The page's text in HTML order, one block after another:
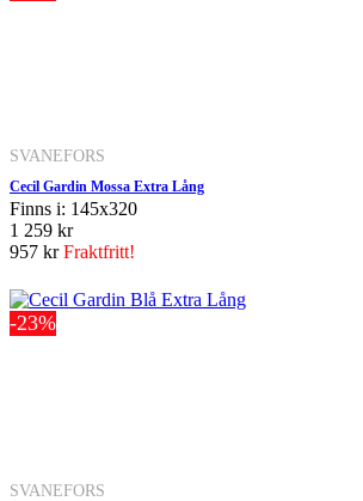
SVANEFORS
Cecil Gardin Mossa Extra Lång
Finns i: 145x320
1 259 kr
957 krFraktfritt!
-23%
SVANEFORS